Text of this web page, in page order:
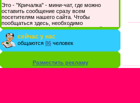
Это - "Кричалка" - мини-чат, где можно
оставить сообщение сразу всем
посетителям нашего сайта. Чтобы
пообщаться здесь, необходимо
зарегистрироваться на сайте и/или войти со
своими логином и паролем.
сейчас у нас
общаются 86 человек
Разместить рекламу